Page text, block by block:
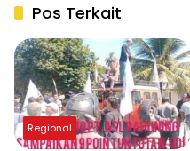
Pos Terkait
Regional